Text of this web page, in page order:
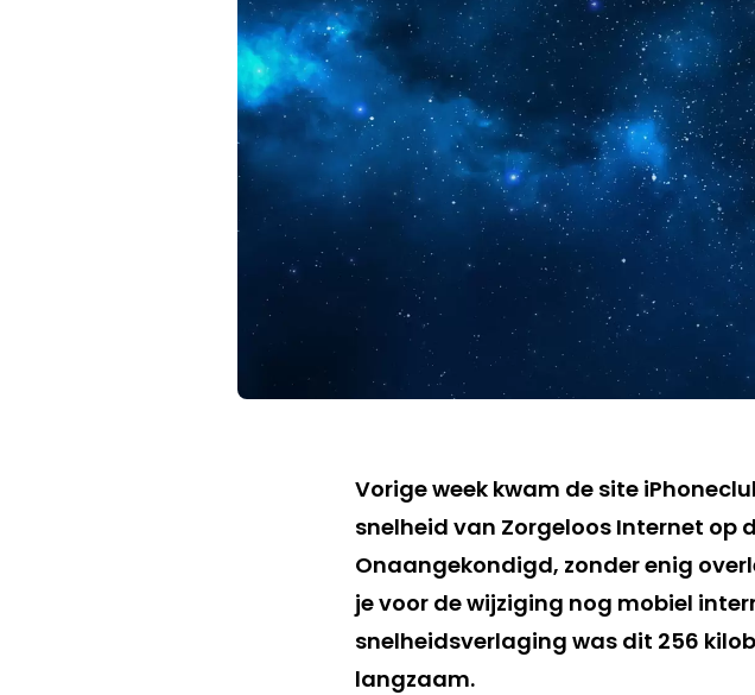
Vorige week kwam de site
snelheid van Zorgeloos Internet
Onaangekondigd, zonder enig
je voor de wijziging nog mobiel
snelheidsverlaging was dit 256
langzaam.